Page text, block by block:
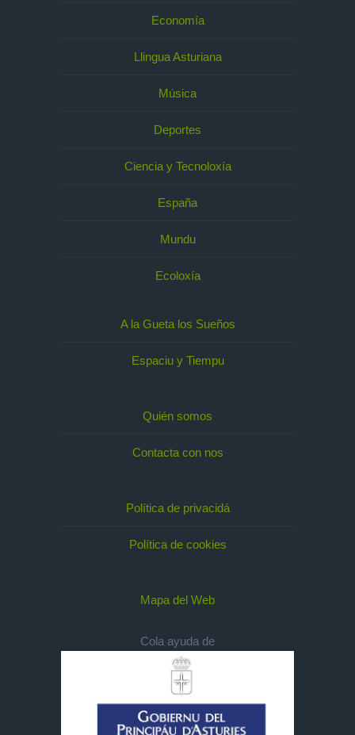
Economía
Llingua Asturiana
Música
Deportes
Ciencia y Tecnoloxía
España
Mundu
Ecoloxía
A la Gueta los Sueños
Espaciu y Tiempu
Quién somos
Contacta con nos
Política de privacidá
Política de cookies
Mapa del Web
Cola ayuda de